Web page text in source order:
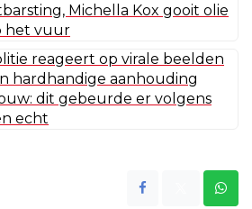
Michella Kox gooit olie
het vuur
reageert op virale beelden
hardhandige aanhouding
dit gebeurde er volgens
echt